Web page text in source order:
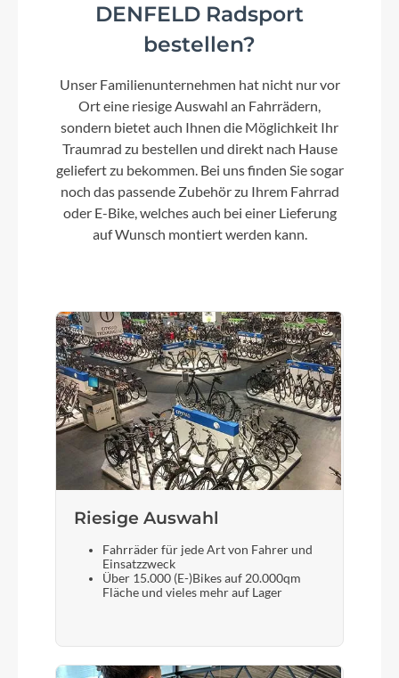
Kassette
Shimano XTR CS-M9101-12, 10-51T
Farbe
Fox Float Factory, 210x55mm, Adjustable LSC w
Motor
Bosch Drive Unit Performance SX (55Nm) Cruise
(250 Watt), Smart System
Kette
Shimano CN-M9100
Gewicht
16,2 kg
Akku
Bosch CompactTube 400
Laufradgröße
DENFELD Radsport
bestellen?
Unser Familienunternehmen hat nicht nur vor
Ort eine riesige Auswahl an Fahrrädern,
sondern bietet auch Ihnen die Möglichkeit Ihr
Traumrad zu bestellen und direkt nach Hause
geliefert zu bekommen. Bei uns finden Sie sogar
noch das passende Zubehör zu Ihrem Fahrrad
oder E-Bike, welches auch bei einer Lieferung
auf Wunsch montiert werden kann.
Riesige Auswahl
Fahrräder für jede Art von Fahrer und
Einsatzzweck
Über 15.000 (E-)Bikes auf 20.000qm
Fläche und vieles mehr auf Lager